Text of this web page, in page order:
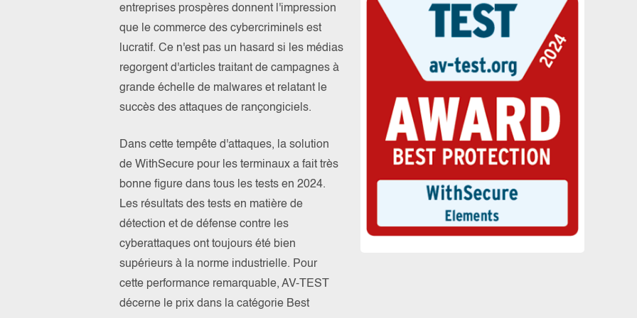
entreprises prospères donnent l'impression
que le commerce des cybercriminels est
lucratif. Ce n'est pas un hasard si les médias
regorgent d'articles traitant de campagnes à
grande échelle de malwares et relatant le
succès des attaques de rançongiciels.
Dans cette tempête d'attaques, la solution
de WithSecure pour les terminaux a fait très
bonne figure dans tous les tests en 2024.
Les résultats des tests en matière de
détection et de défense contre les
cyberattaques ont toujours été bien
supérieurs à la norme industrielle. Pour
cette performance remarquable, AV-TEST
décerne le prix dans la catégorie Best